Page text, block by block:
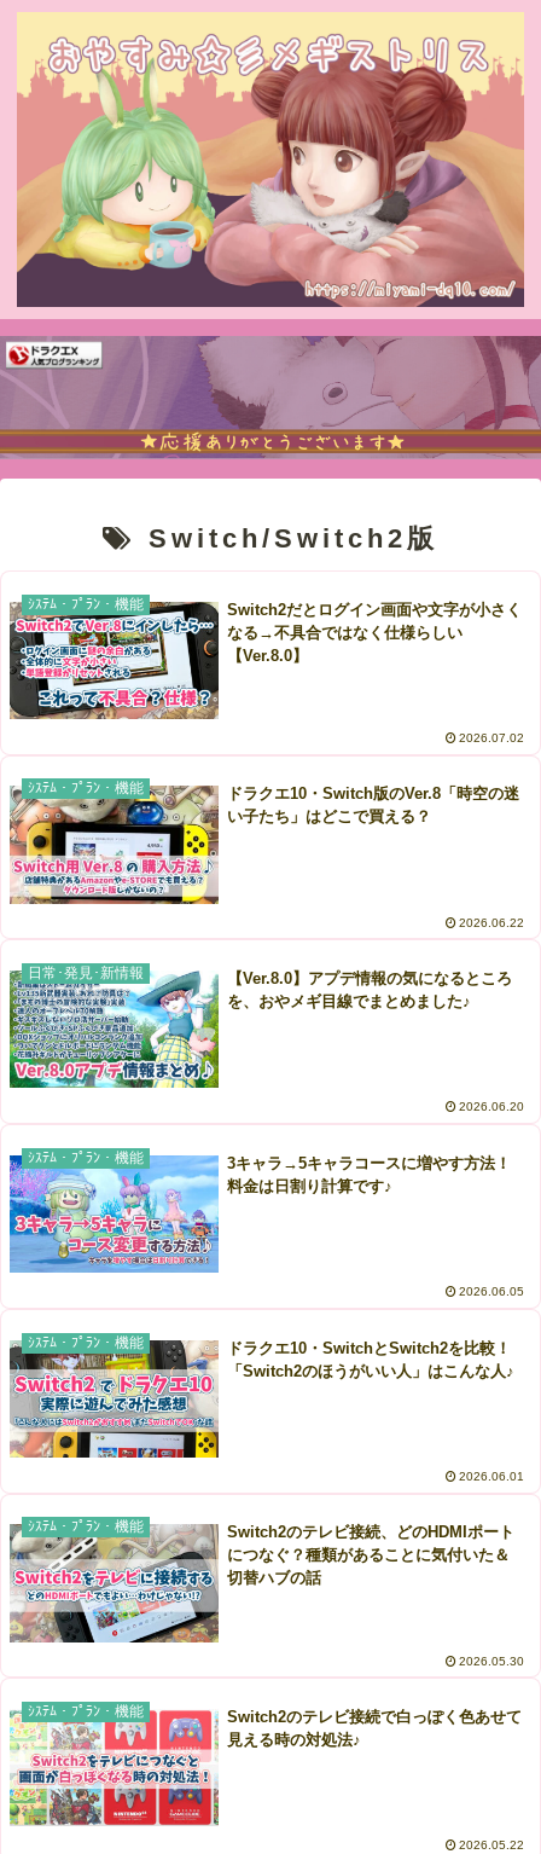
Switch/Switch2版
ｼｽﾃﾑ・ﾌﾟﾗﾝ・機能
Switch2だとログイン画面や文字が小さく
なる→不具合ではなく仕様らしい
【Ver.8.0】
2026.07.02
ｼｽﾃﾑ・ﾌﾟﾗﾝ・機能
ドラクエ10・Switch版のVer.8「時空の迷
い子たち」はどこで買える？
2026.06.22
日常･発見･新情報
【Ver.8.0】アプデ情報の気になるところ
を、おやメギ目線でまとめました♪
2026.06.20
ｼｽﾃﾑ・ﾌﾟﾗﾝ・機能
3キャラ→5キャラコースに増やす方法！
料金は日割り計算です♪
2026.06.05
ｼｽﾃﾑ・ﾌﾟﾗﾝ・機能
ドラクエ10・SwitchとSwitch2を比較！
「Switch2のほうがいい人」はこんな人♪
2026.06.01
ｼｽﾃﾑ・ﾌﾟﾗﾝ・機能
Switch2のテレビ接続、どのHDMIポート
につなぐ？種類があることに気付いた＆
切替ハブの話
2026.05.30
ｼｽﾃﾑ・ﾌﾟﾗﾝ・機能
Switch2のテレビ接続で白っぽく色あせて
見える時の対処法♪
2026.05.22